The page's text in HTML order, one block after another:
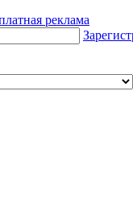
реклама